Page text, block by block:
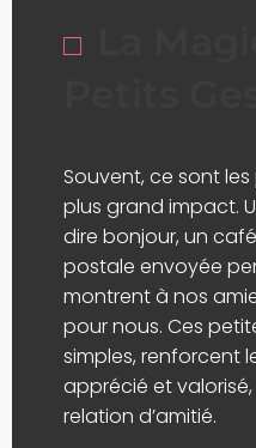
Souvent, ce sont
plus grand impact.
dire bonjour, un
postale envoyée
montrent à nos
pour nous. Ces
simples, renforcent
apprécié et
relation d’amitié.